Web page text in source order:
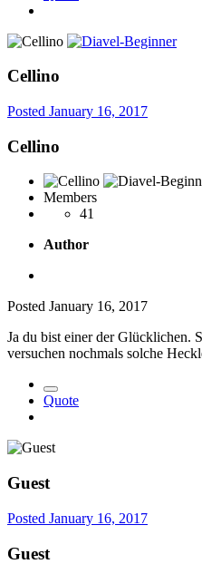
Cellino
Posted January 16, 2017
Cellino
Members
41
Author
Posted January 16, 2017
Ja du bist einer der Glücklichen.
versuchen nochmals solche
Quote
Guest
Posted January 16, 2017
Guest